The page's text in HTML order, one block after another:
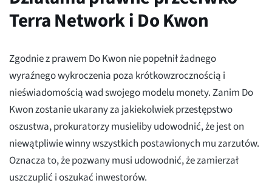
Terra Network i Do Kwon
Zgodnie z prawem Do Kwon nie popełnił żadnego
wyraźnego wykroczenia poza krótkowzrocznością i
nieświadomością wad swojego modelu monety. Zanim Do
Kwon zostanie ukarany za jakiekolwiek przestępstwo
oszustwa, prokuratorzy musieliby udowodnić, że jest on
niewątpliwie winny wszystkich postawionych mu zarzutów.
Oznacza to, że pozwany musi udowodnić, że zamierzał
uszczuplić i oszukać inwestorów.